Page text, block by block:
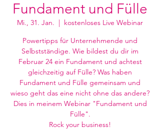
Fundament und Fülle
Mi., 31. Jan.
  |
kostenloses Live Webinar
Powertipps für Unternehmende und
Selbstständige. Wie bildest du dir im
Februar 24 ein Fundament und achtest
gleichzeitig auf Fülle? Was haben
Fundament und Fülle gemeinsam und
wieso geht das eine nicht ohne das andere?
Dies in meinem Webinar "Fundament und
Fülle".
Rock your business!